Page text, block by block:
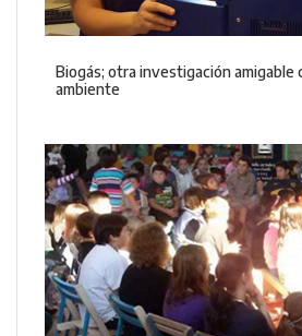
Biogás; otra investigación amigable
ambiente